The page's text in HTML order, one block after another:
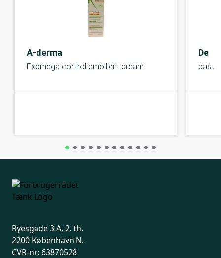
A-derma
Exomega control emollient cream basic
Ryesgade 3 A, 2. th.
2200 København N.
CVR-nr: 63870528